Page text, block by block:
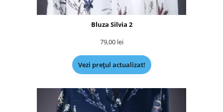
Bluza Silvia 2
79,00 lei
Vezi prețul actualizat!